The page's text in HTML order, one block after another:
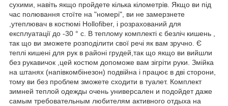
сухими, навіть якщо пройдете кілька кілометрів. Якщо ви під
час полювання стоїте на "номері", ви не замерзнете
,утеплювач в костюмі Hollofiber, і розрахований для
експлуатації до -30 ° с. В теплому комплекті є безліч кишень ,
так що ви зможете розподілити свої речі як вам зручно. Є
теплі кишені для рук в районі грудей,так що якщо ви вийшли
без рукавичок ,цей костюм допоможе вам зігріти руки. Змійка
на штанях (напівкомбінезон) подвійна і працює в дві сторони,
тому ви без проблем зможете сходити в туалет. Комплект
зимней теплой одежды очень универсален и подойдет даже
самым требовательным любителям активного отдыха на